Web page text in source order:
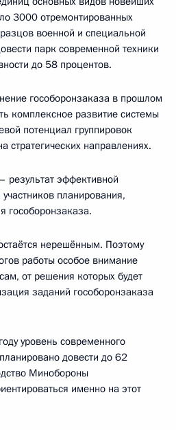
3000 отремонтированных
военной и специальной
парк современной техники
до 58 процентов.
гособоронзаказа в прошлом
комплексное развитие системы
потенциал группировок
стратегических направлениях.
результат эффективной
планирования,
гособоронзаказа.
нерешённым. Поэтому
работы особое внимание
от решения которых будет
заданий гособоронзаказа
уровень современного
довести до 62
Минобороны
именно на этот